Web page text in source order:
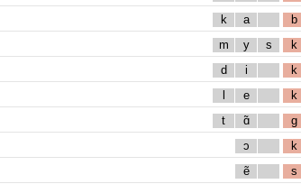
k a b
m y s k
d i k
l e k
t ɑ̃ g
ɔ k
ẽ s